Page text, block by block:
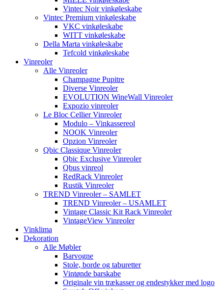
Vintec Noir vinkøleskabe
Vintec Premium vinkøleskabe
VKC vinkøleskabe
WITT vinkøleskabe
Della Marta vinkøleskabe
Tefcold vinkøleskabe
Vinreoler
Alle Vinreoler
Champagne Pupitre
Diverse Vinreoler
EVOLUTION WineWall Vinreoler
Expozio vinreoler
Le Bloc Cellier Vinreoler
Modulo – Vinkassereol
NOOK Vinreoler
Opzion Vinreoler
Qbic Classique Vinreoler
Qbic Exclusive Vinreoler
Qbus vinreol
RedRack Vinreoler
Rustik Vinreoler
TREND Vinreoler – SAMLET
TREND Vinreoler – USAMLET
Vintage Classic Kit Rack Vinreoler
VintageView Vinreoler
Vinklima
Dekoration
Alle Møbler
Barvogne
Stole, borde og taburetter
Vintønde barskabe
Originale vin trækasser og endestykker med logo